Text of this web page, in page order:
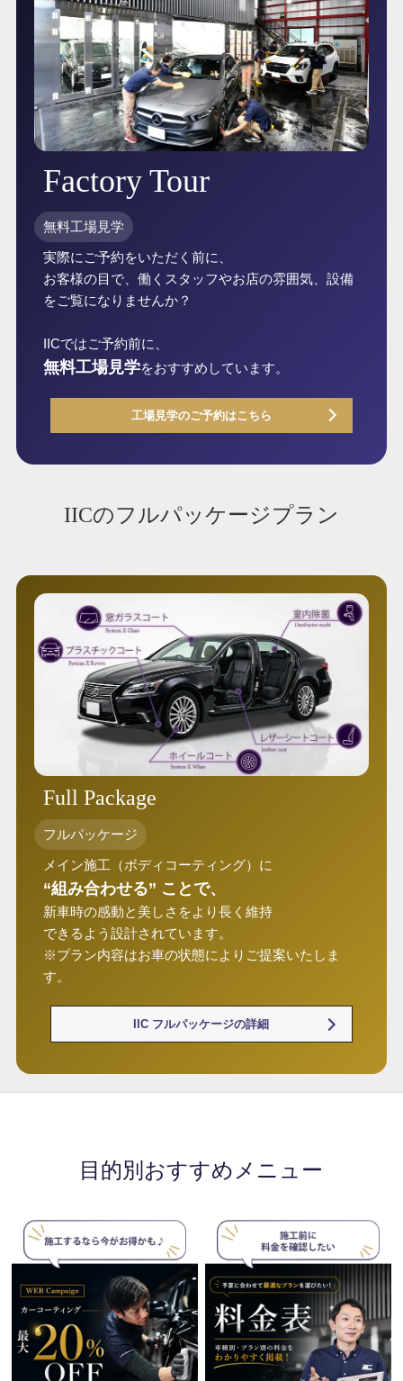
Factory Tour
無料工場見学
実際にご予約をいただく前に、
お客様の目で、働くスタッフやお店の雰囲気、設備
をご覧になりませんか？
IICではご予約前に、
無料工場見学をおすすめしています。
工場見学のご予約はこちら
IICのフルパッケージプラン
Full Package
フルパッケージ
メイン施工（ボディコーティング）に
“組み合わせる” ことで、
新車時の感動と美しさをより長く維持
できるよう設計されています。
※プラン内容はお車の状態によりご提案いたしま
す。
IIC フルパッケージの詳細
目的別おすすめメニュー